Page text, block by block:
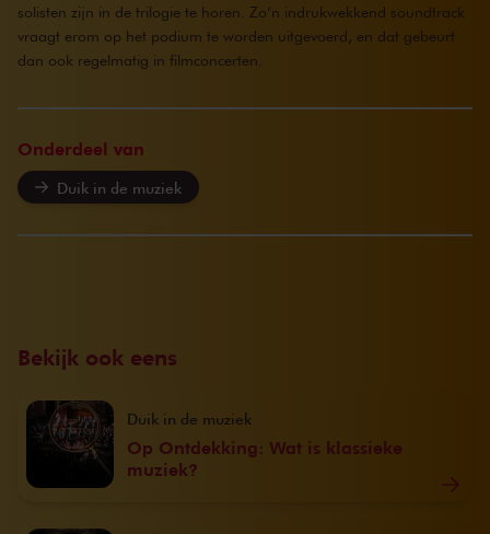
solisten zijn in de trilogie te horen. Zo’n indrukwekkend soundtrack
vraagt erom op het podium te worden uitgevoerd, en dat gebeurt
dan ook regelmatig in filmconcerten.
Onderdeel van
Duik in de muziek
Bekijk ook eens
Op Ontdekking: Wat is klassieke
muziek?
Duik in de muziek